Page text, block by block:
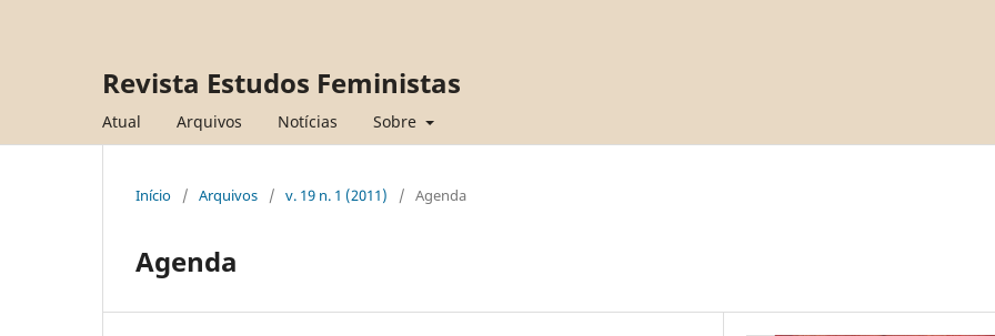
Revista Estudos Feministas
Atual Arquivos Notícias Sobre
Início / Arquivos / v. 19 n. 1 (2011) / Agenda
Agenda